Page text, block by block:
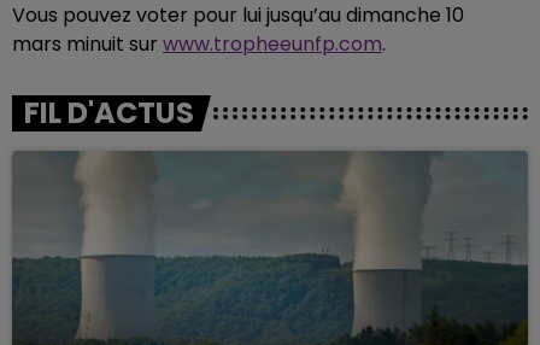
Vous pouvez voter pour lui jusqu’au dimanche 10
mars minuit sur www.tropheeunfp.com.
FIL D'ACTUS